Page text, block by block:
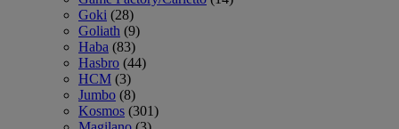
Goki (28)
Goliath (9)
Haba (83)
Hasbro (44)
HCM (3)
Jumbo (8)
Kosmos (301)